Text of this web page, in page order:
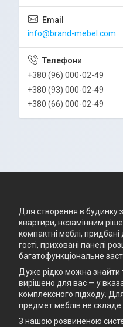
info@brand-mebel.com
+380 (96) 000-02-49
+380 (93) 000-02-49
+380 (66) 000-02-49
Для створення в будинку
квартири, незамінним
компактні меблі,
гості, приховані панелі
багатофункціональне
Дуже рідко можна знайти
вирішено для вас — у
комплексного підходу.
предмет меблів не складе
З нашою розвиненою